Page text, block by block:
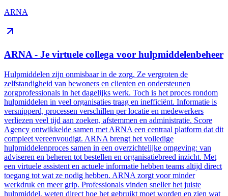
ARNA
ARNA - Je virtuele collega voor hulpmiddelenbeheer
Hulpmiddelen zijn onmisbaar in de zorg. Ze vergroten de
zelfstandigheid van bewoners en clienten en ondersteunen
zorgprofessionals in het dagelijks werk. Toch is het proces rondom
hulpmiddelen in veel organisaties traag en inefficiënt. Informatie is
versnipperd, processen verschillen per locatie en medewerkers
verliezen veel tijd aan zoeken, afstemmen en administratie. Score
Agency ontwikkelde samen met ARNA een centraal platform dat dit
compleet vereenvoudigt. ARNA brengt het volledige
hulpmiddelenproces samen in een overzichtelijke omgeving: van
adviseren en beheren tot bestellen en organisatiebreed inzicht. Met
een virtuele assistent en actuele informatie hebben teams altijd direct
toegang tot wat ze nodig hebben. ARNA zorgt voor minder
werkdruk en meer grip. Professionals vinden sneller het juiste
hulpmiddel, weten direct hoe het gebruikt moet worden en zien wat